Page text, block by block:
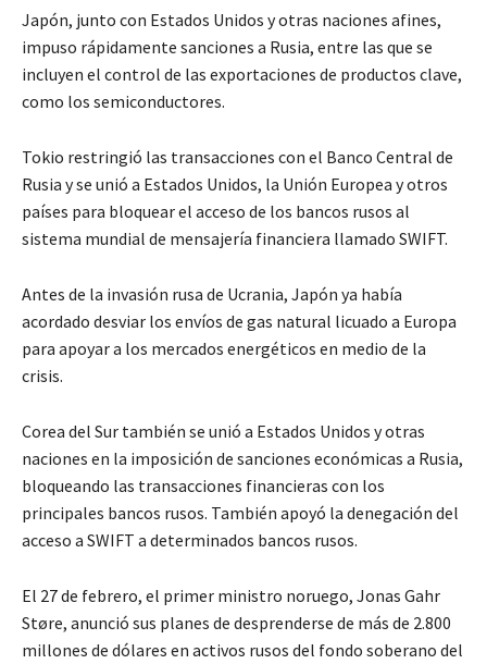
Japón, junto con Estados Unidos y otras naciones afines,
impuso rápidamente sanciones a Rusia, entre las que se
incluyen el control de las exportaciones de productos clave,
como los semiconductores.
Tokio restringió las transacciones con el Banco Central de
Rusia y se unió a Estados Unidos, la Unión Europea y otros
países para bloquear el acceso de los bancos rusos al
sistema mundial de mensajería financiera llamado SWIFT.
Antes de la invasión rusa de Ucrania, Japón ya había
acordado desviar los envíos de gas natural licuado a Europa
para apoyar a los mercados energéticos en medio de la
crisis.
Corea del Sur también se unió a Estados Unidos y otras
naciones en la imposición de sanciones económicas a Rusia,
bloqueando las transacciones financieras con los
principales bancos rusos. También apoyó la denegación del
acceso a SWIFT a determinados bancos rusos.
El 27 de febrero, el primer ministro noruego, Jonas Gahr
Støre, anunció sus planes de desprenderse de más de 2.800
millones de dólares en activos rusos del fondo soberano del